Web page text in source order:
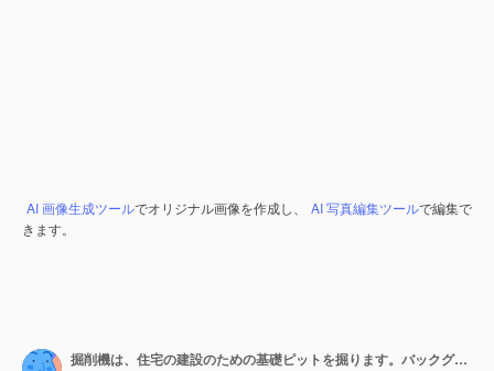
AI 画像生成ツールでオリジナル画像を作成し、 AI 写真編集ツールで編集で
きます。
掘削機は、住宅の建設のための基礎ピットを掘ります。バックグラウンドで新しい住宅の建物。建設生産。発掘。